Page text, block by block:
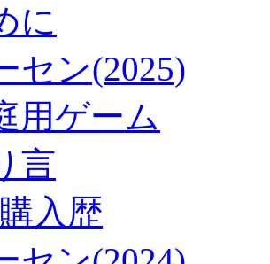
に
セン(2025)
用ゲーム
言
入歴